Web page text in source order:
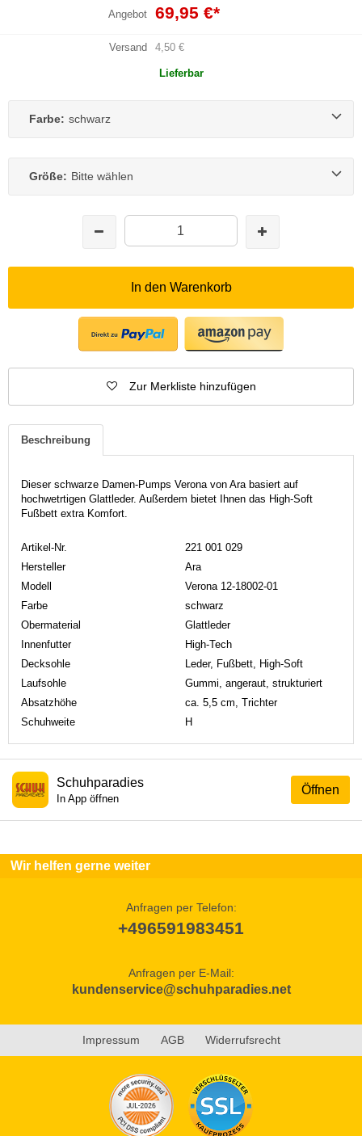
Angebot 69,95 €*
Versand 4,50 €
Lieferbar
Farbe: schwarz
Größe: Bitte wählen
In den Warenkorb
Zur Merkliste hinzufügen
Beschreibung
Dieser schwarze Damen-Pumps Verona von Ara basiert auf
hochwetrtigen Glattleder. Außerdem bietet Ihnen das High-Soft
Fußbett extra Komfort.
Artikel-Nr.
221 001 029
Hersteller
Ara
Modell
Verona 12-18002-01
Farbe
schwarz
Obermaterial
Glattleder
Innenfutter
High-Tech
Decksohle
Leder, Fußbett, High-Soft
Laufsohle
Gummi, angeraut, strukturiert
Absatzhöhe
ca. 5,5 cm, Trichter
Schuhweite
H
Öffnen
Schuhparadies
In App öffnen
Wir helfen gerne weiter
Anfragen per Telefon:
+496591983451
Anfragen per E-Mail:
kundenservice@schuhparadies.net
Impressum AGB Widerrufsrecht